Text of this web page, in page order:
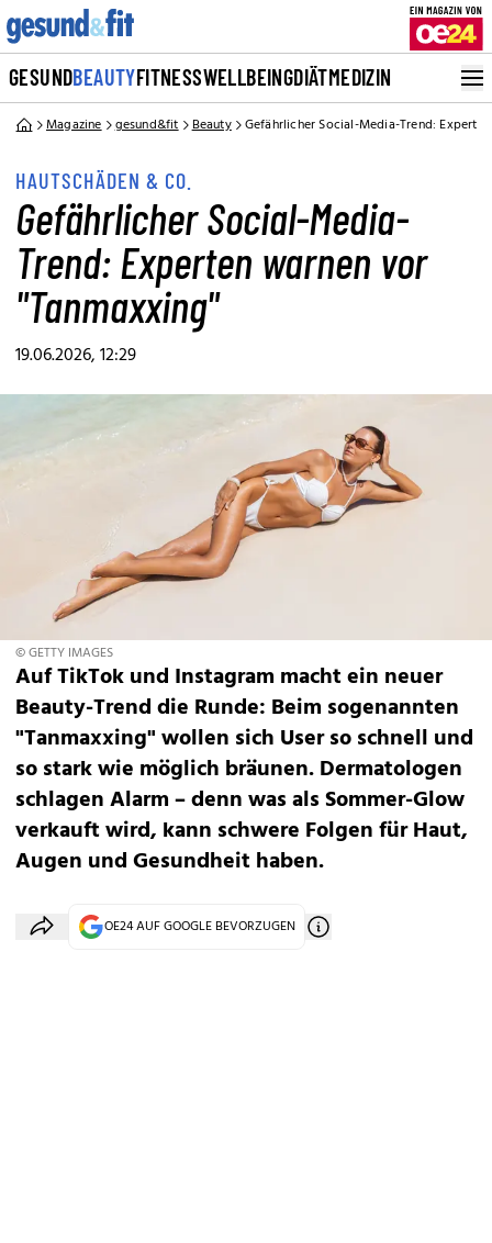
GESUNDBEAUTYFITNESSWELLBEINGDIÄTMEDIZIN
Magazine gesund&fit Beauty Gefährlicher Social-Media-Trend:
HAUTSCHÄDEN & CO.
Gefährlicher Social-Media-
Trend: Experten warnen vor
"Tanmaxxing"
19.06.2026, 12:29
© GETTY IMAGES
Auf TikTok und Instagram macht ein neuer
Beauty-Trend die Runde: Beim sogenannten
"Tanmaxxing" wollen sich User so schnell und
so stark wie möglich bräunen. Dermatologen
schlagen Alarm – denn was als Sommer-Glow
verkauft wird, kann schwere Folgen für Haut,
Augen und Gesundheit haben.
OE24 AUF GOOGLE BEVORZUGEN